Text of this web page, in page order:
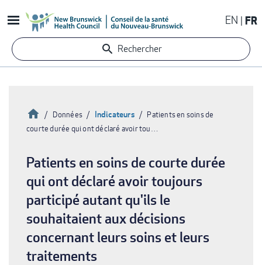
au
contenu
principal
EN FR
Rechercher
d'Ariane
Accueil
Données Indicateurs
Patients en soins de
courte durée qui ont déclaré avoir tou…
Patients en soins de courte durée
qui ont déclaré avoir toujours
participé autant qu'ils le
souhaitaient aux décisions
concernant leurs soins et leurs
traitements